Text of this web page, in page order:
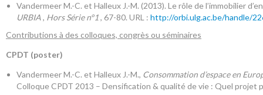
Vandermeer M.-C. et Halleux J.-M. (2013). Le rôle de l’immobilier
URBIA, Hors Série n°1, 67-80. URL : http://orbi.ulg.ac.be/handle/
Contributions à des colloques, congrès ou séminaires
CPDT (poster)
Vandermeer M.-C. et Halleux J.-M., Consommation d’espace en
Colloque CPDT 2013 – Densification & qualité de vie : Quel projet